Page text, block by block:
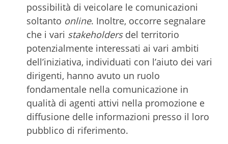
possibilità di veicolare le comunicazioni
soltanto online. Inoltre, occorre segnalare
che i vari stakeholdersdel territorio
potenzialmente interessati ai vari ambiti
dell’iniziativa, individuati con l’aiuto dei vari
dirigenti, hanno avuto un ruolo
fondamentale nella comunicazione in
qualità di agenti attivi nella promozione e
diffusione delle informazioni presso il loro
pubblico di riferimento.